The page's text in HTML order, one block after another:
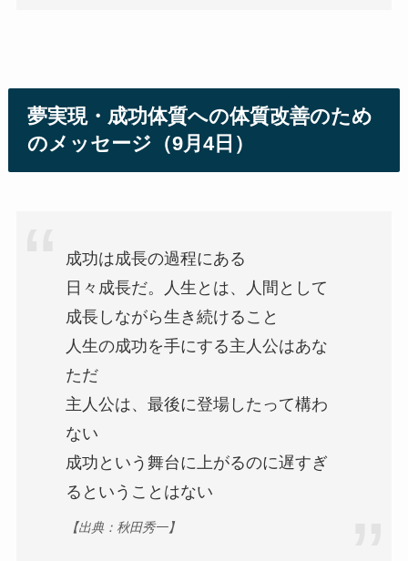
夢実現・成功体質への体質改善のため
のメッセージ（9月4日）
成功は成長の過程にある
日々成長だ。人生とは、人間として
成長しながら生き続けること
人生の成功を手にする主人公はあな
ただ
主人公は、最後に登場したって構わ
ない
成功という舞台に上がるのに遅すぎ
るということはない
【出典：秋田秀一】